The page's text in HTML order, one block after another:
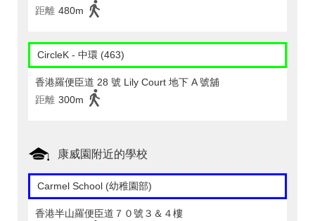
距離 480m
CircleK - 中環 (463)
香港羅便臣道 28 號 Lily Court 地下 A 號舖
距離 300m
康威園附近的學校
Carmel School (幼稚園部)
香港半山羅便臣道７０號３＆４樓